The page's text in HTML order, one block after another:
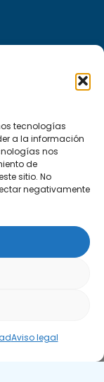
tecnologías
a la información
nos
de
sitio. No
negativamente
Aviso legal